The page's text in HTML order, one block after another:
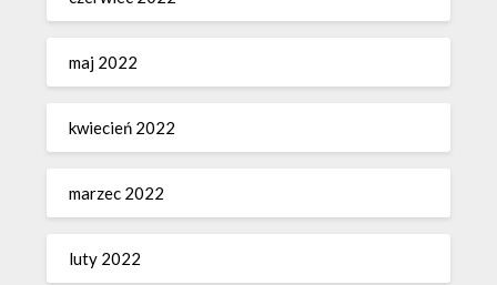
maj 2022
kwiecień 2022
marzec 2022
luty 2022